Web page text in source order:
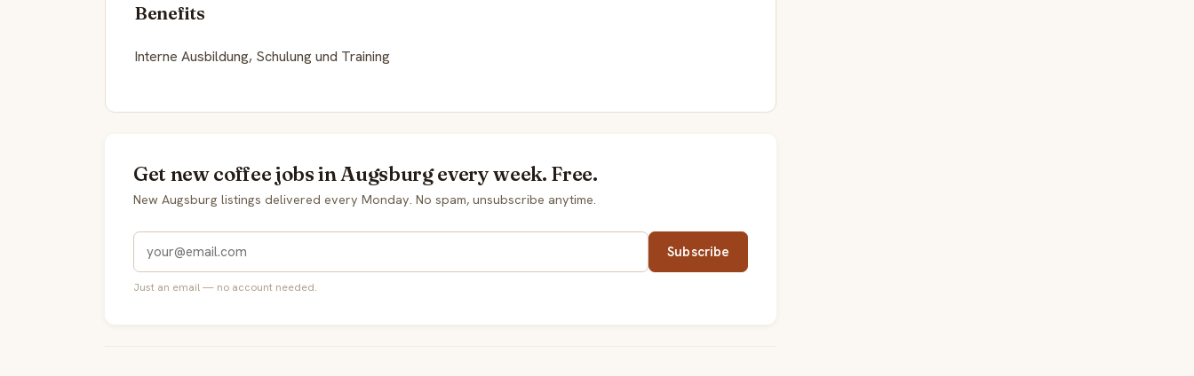
Benefits
Interne Ausbildung, Schulung und Training
Get new coffee jobs in Augsburg every week. Free.
New Augsburg listings delivered every Monday. No spam, unsubscribe anytime.
Subscribe
Just an email — no account needed.